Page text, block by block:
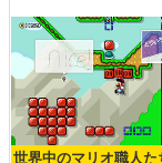
世界中のマリオ職人た